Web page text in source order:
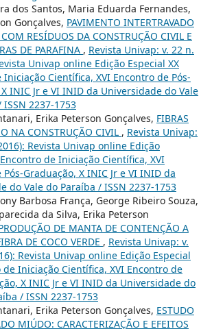
dos Santos, Maria Eduarda Fernandes,
Gonçalves, PAVIMENTO INTERTRAVADO
COM RESÍDUOS DA CONSTRUÇÃO CIVIL E
DE PARAFINA , Revista Univap: v. 22 n.
Univap online Edição Especial XX
Iniciação Científica, XVI Encontro de Pós-
INIC Jr e VI INID da Universidade do Vale
2237-1753
Erika Peterson Gonçalves, FIBRAS
NA CONSTRUÇÃO CIVIL , Revista Univap:
Revista Univap online Edição
de Iniciação Científica, XVI
Graduação, X INIC Jr e VI INID da
do Vale do Paraíba / ISSN 2237-1753
Barbosa França, George Ribeiro Souza,
da Silva, Erika Peterson
DE MANTA DE CONTENÇÃO A
DE COCO VERDE , Revista Univap: v.
Revista Univap online Edição Especial
de Iniciação Científica, XVI Encontro de
X INIC Jr e VI INID da Universidade do
/ ISSN 2237-1753
Erika Peterson Gonçalves, ESTUDO
MIÚDO: CARACTERIZAÇÃO E EFEITOS